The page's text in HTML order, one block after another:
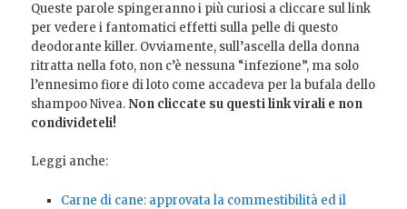
Queste parole spingeranno i più curiosi a cliccare sul link
per vedere i fantomatici effetti sulla pelle di questo
deodorante killer. Ovviamente, sull’ascella della donna
ritratta nella foto, non c’è nessuna “infezione”, ma solo
l’ennesimo fiore di loto come accadeva per la bufala dello
shampoo Nivea.Non cliccate su questi link virali e non
condivideteli!
Leggi anche:
Carne di cane: approvata la commestibilità ed il